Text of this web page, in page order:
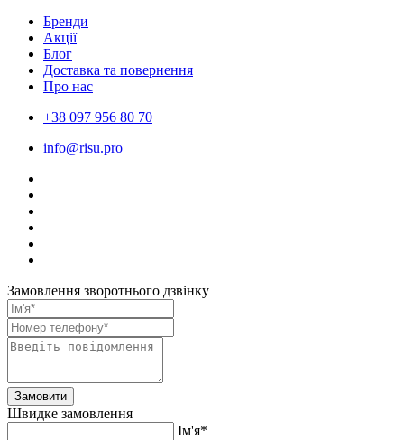
Бренди
Акції
Блог
Доставка та повернення
Про нас
+38 097 956 80 70
info@risu.pro
Замовлення зворотнього дзвінку
Замовити
Швидке замовлення
Ім'я*